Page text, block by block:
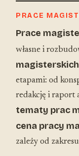
PRACE
Prace
własne i
etapami: od
redakcję i raport
tematy prac
cena pracy
zależy od